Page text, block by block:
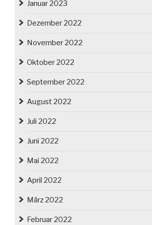
Januar 2023
Dezember 2022
November 2022
Oktober 2022
September 2022
August 2022
Juli 2022
Juni 2022
Mai 2022
April 2022
März 2022
Februar 2022